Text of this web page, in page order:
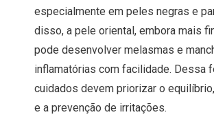
especialmente em peles negras e
disso, a pele oriental, embora mais
pode desenvolver melasmas e
inflamatórias com facilidade. Dessa
cuidados devem priorizar o
e a prevenção de irritações.